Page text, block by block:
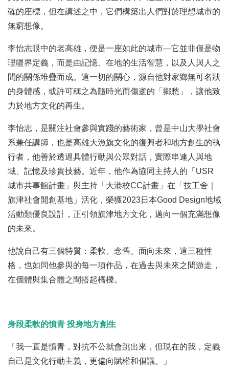
確的座標，但在講述之中，它們構築出人們對於理想城市的
無窮想像。
李怡志眼中的老高雄，便是一座如此的城市—它並非僅是物
理疆界定義，而是由記憶、在地的生活智慧，以及人與人之
間的關係堆疊而成。這一切的關心，源自他對家鄉無可名狀
的身體感，或許可稱之為隨時光而傷逝的「鄉愁」，讓他致
力於地方文化的再生。
李怡志，是關注社會參與實踐的藝術家，曾是中山大學社會
系兼任講師，也是高雄大漁旗文化的復興者和地方創生的執
行者，他善於透過具體行動與公眾對話，實際串連人與地
域、記憶及珍貴技藝。近年，他作為協同主持人的「USR
城市共事館計畫」與主持「大港校CC計畫」在「技工舍｜
旗津社會開創基地」活化，榮獲2023日本Good Design地域
活動類優良設計，正引領旗津地方文化，邁向一個充滿想像
的未來。
他說自己有三個特質：柔軟、念舊、面向未來，這三種性
格，也如同他參與的每一項作品，在過去與未來之間游走，
在個體與集合體之間搭起橋樑。
身段柔軟的憤青 投身地方創生
「我一直是憤青，對抗不公就會跳出來，但現在的我，定義
自己是文化行動主義，更偏向賦權和倡議。」